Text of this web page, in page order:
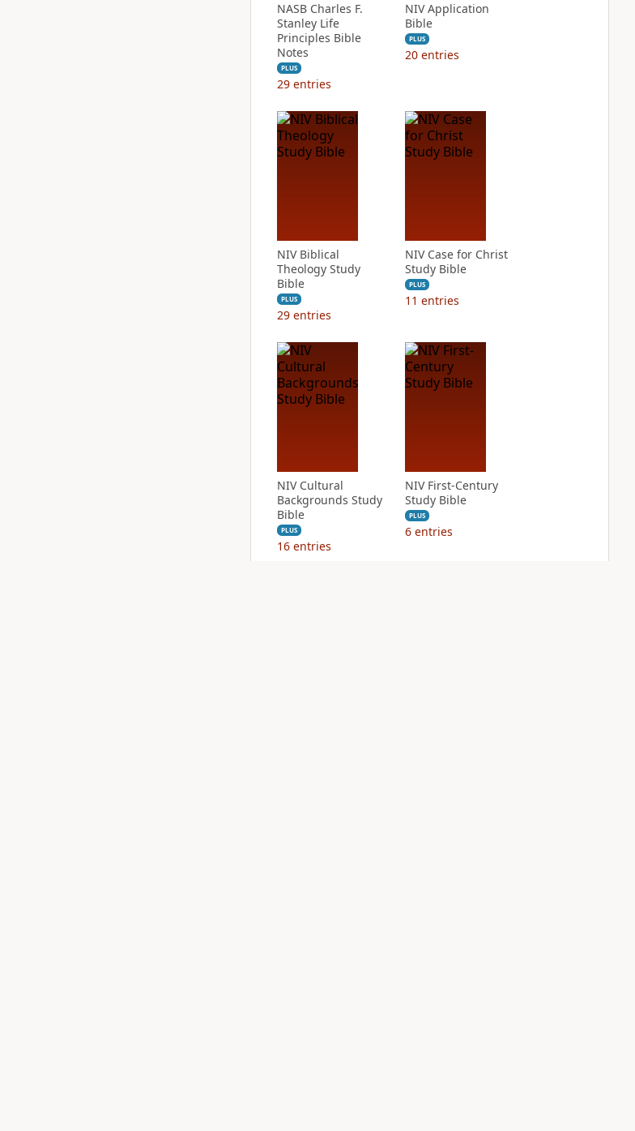
NASB Charles F.
Stanley Life
Principles Bible
Notes
PLUS
29 entries
NIV Application
Bible
PLUS
20 entries
NIV Biblical
Theology Study
Bible
PLUS
29 entries
NIV Case for Christ
Study Bible
PLUS
11 entries
NIV Cultural
Backgrounds Study
Bible
PLUS
16 entries
NIV First-Century
Study Bible
PLUS
6 entries